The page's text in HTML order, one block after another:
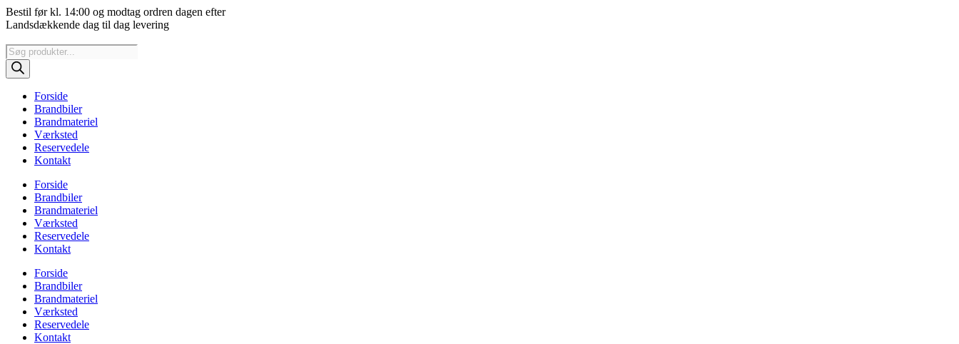
Videre
til
Bestil før kl. 14:00 og modtag ordren dagen efter
Landsdækkende dag til dag levering
Products
search
Forside
Brandbiler
Brandmateriel
Værksted
Reservedele
Kontakt
Forside
Brandbiler
Brandmateriel
Værksted
Reservedele
Kontakt
Forside
Brandbiler
Brandmateriel
Værksted
Reservedele
Kontakt